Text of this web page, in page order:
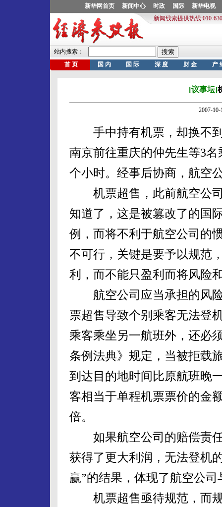
[议事坛]
2007-
手中持有机票，却换不到
南京前往重庆的仲先生等3
个小时。经事后协商，航空
机票超售，此前航空公司
知道了，这是被篡改了的国
例，而将不利于航空公司的
不可行，关键是要予以规范
利，而不能只盈利而将风险
航空公司应当承担的风险
票超售导致个别乘客无法登
乘客乘坐另一航班外，还必
条例法典》规定，当被拒载
到达目的地时间比原航班晚
客相当于单程机票票价的金
倍。
如果航空公司的赔偿责任
获得了更大利润，无法登机
赢”的结果，体现了航空公
机票超售亟待规范，而规